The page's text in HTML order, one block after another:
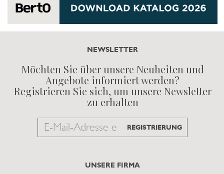
NEWSLETTER
Möchten Sie über unsere Neuheiten und
Angebote informiert werden?
Registrieren Sie sich, um unsere Newsletter
zu erhalten
Email
subscribe
REGISTRIERUNG
UNSERE FIRMA